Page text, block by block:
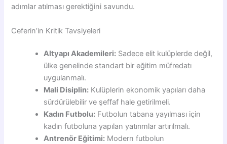
adımlar atılması gerektiğini savundu.
Ceferin’in Kritik Tavsiyeleri
Altyapı Akademileri: Sadece elit kulüplerde değil,
ülke genelinde standart bir eğitim müfredatı
uygulanmalı.
Mali Disiplin: Kulüplerin ekonomik yapıları daha
sürdürülebilir ve şeffaf hale getirilmeli.
Kadın Futbolu: Futbolun tabana yayılması için
kadın futboluna yapılan yatırımlar artırılmalı.
Antrenör Eğitimi: Modern futbolun